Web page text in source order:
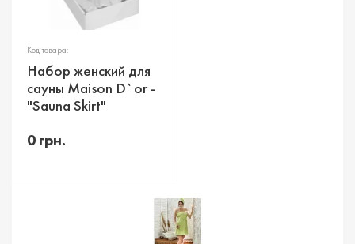
Код товара:
Набор женский для
сауны Maison D`or -
"Sauna Skirt"
0 грн.